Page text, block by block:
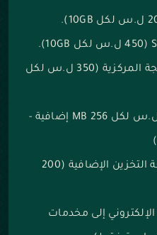
زيادة سرعة وحدة المعالجة المركزية (350 ل.س لكل
ترقية الذواكر RAM (100 ل.س لكل 256 MB إضافية -
النسخ الاحتياطي لمساحة التخزين الإضافية (200
إلى مخدمات